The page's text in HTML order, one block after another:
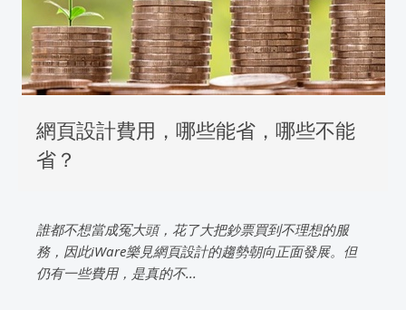
網頁設計費用，哪些能省，哪些不能
省？
誰都不想當成冤大頭，花了大把鈔票買到不理想的服
務，因此iWare樂見網頁設計的趨勢朝向正面發展。但
仍有一些費用，是真的不...